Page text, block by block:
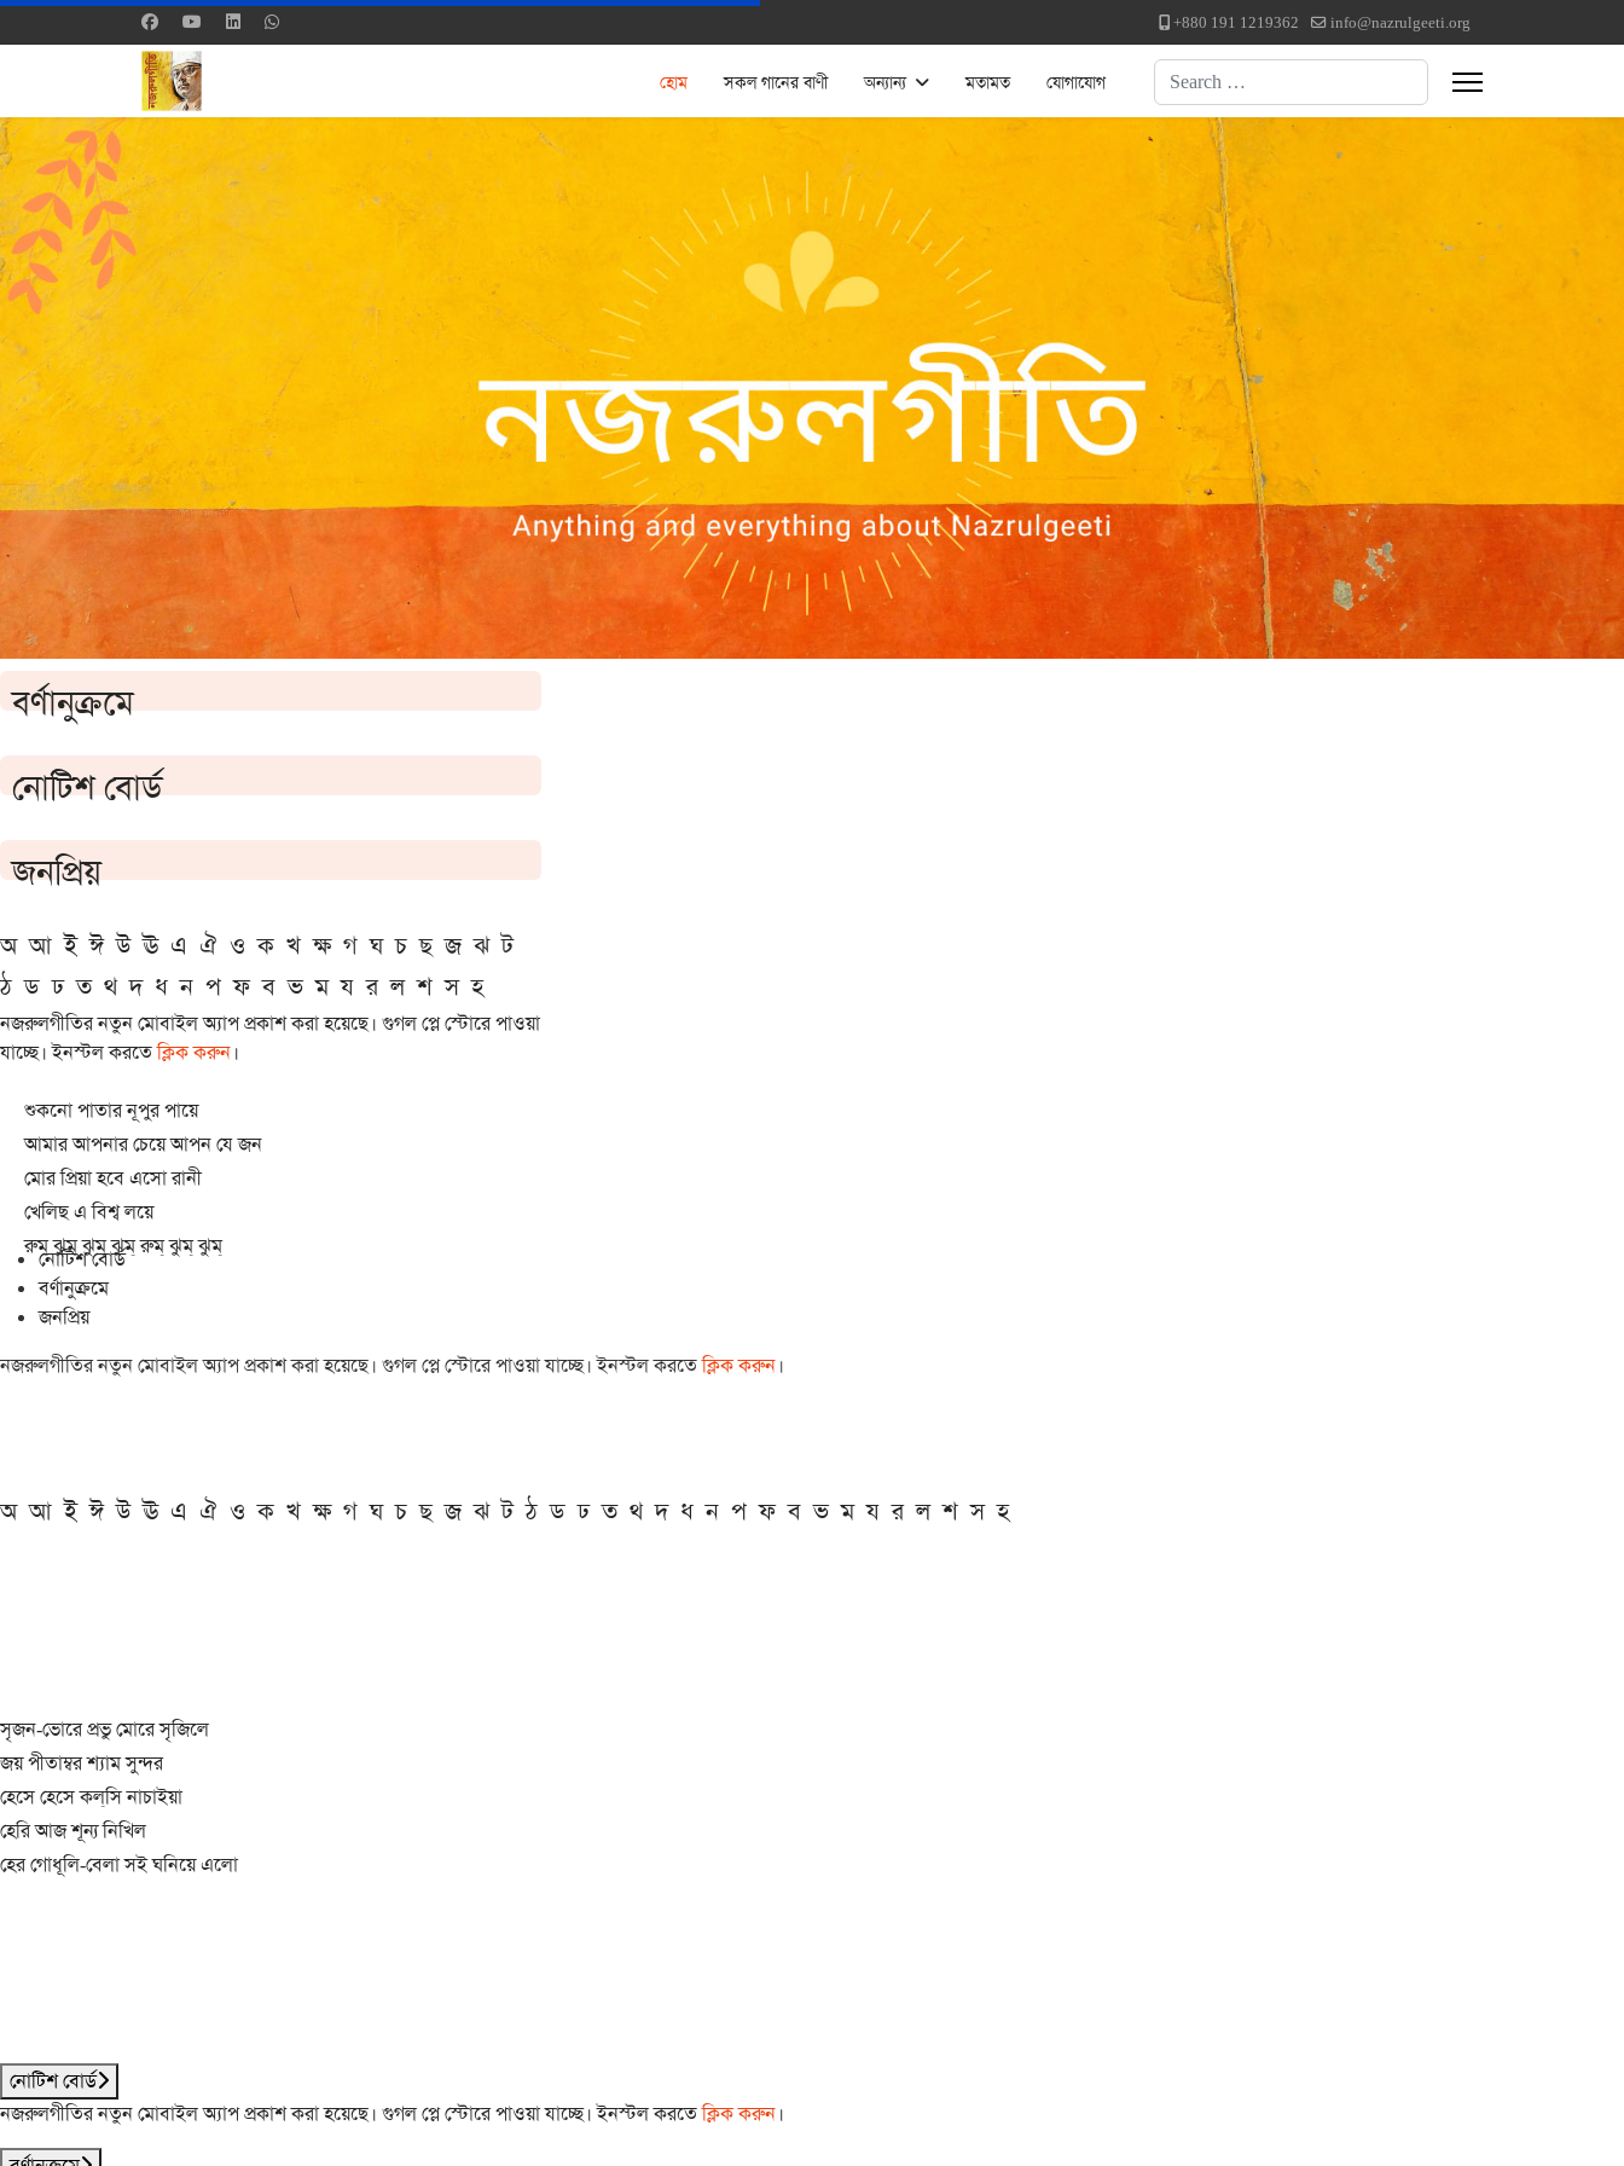
+880 191 1219362 info@nazrulgeeti.org
হোম সকল গানের বাণী অন্যান্য মতামত যোগাযোগ Search
বর্ণানুক্রমে
নোটিশ বোর্ড
জনপ্রিয়
অ আ ই ঈ উ ঊ এ ঐ ও ক খ ক্ষ গ ঘ চ ছ জ ঝ ট
ঠ ড ঢ ত থ দ ধ ন প ফ ব ভ ম য র ল শ স হ
নজরুলগীতির নতুন মোবাইল অ্যাপ প্রকাশ করা হয়েছে। গুগল প্লে স্টোরে পাওয়া
যাচ্ছে। ইনস্টল করতেক্লিক করুন।
শুকনো পাতার নূপুর পায়ে
আমার আপনার চেয়ে আপন যে জন
মোর প্রিয়া হবে এসো রানী
খেলিছ এ বিশ্ব লয়ে
রুম্ ঝুম্ ঝুম্ ঝুম্ রুম্ ঝুম্ ঝুম্
নোটিশ বোর্ড
বর্ণানুক্রমে
জনপ্রিয়
নজরুলগীতির নতুন মোবাইল অ্যাপ প্রকাশ করা হয়েছে। গুগল প্লে স্টোরে পাওয়া যাচ্ছে। ইনস্টল করতেক্লিক করুন।
অ আ ই ঈ উ ঊ এ ঐ ও ক খ ক্ষ গ ঘ চ ছ জ ঝ ট ঠ ড ঢ ত থ দ ধ ন প ফ ব ভ ম য র ল শ স হ
সৃজন-ভোরে প্রভু মোরে সৃজিলে
জয় পীতাম্বর শ্যাম সুন্দর
হেসে হেসে কল্‌সি নাচাইয়া
হেরি আজ শূন্য নিখিল
হের গোধূলি-বেলা সই ঘনিয়ে এলো
নোটিশ বোর্ড
নজরুলগীতির নতুন মোবাইল অ্যাপ প্রকাশ করা হয়েছে। গুগল প্লে স্টোরে পাওয়া যাচ্ছে। ইনস্টল করতেক্লিক করুন।